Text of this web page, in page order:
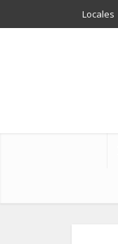
Locales